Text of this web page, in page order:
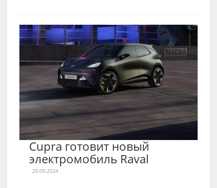
Cupra готовит новый
электромобиль Raval
20.09.2024